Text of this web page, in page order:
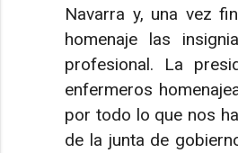
Navarra y, una vez
homenaje las
profesional. La
enfermeros
por todo lo que nos
de la junta de